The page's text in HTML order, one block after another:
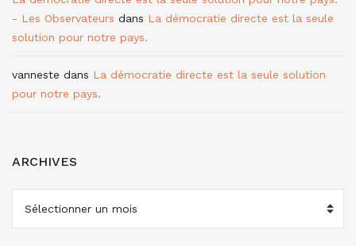
- Les Observateurs dans La démocratie directe est la seule
solution pour notre pays.
vanneste dans La démocratie directe est la seule solution
pour notre pays.
ARCHIVES